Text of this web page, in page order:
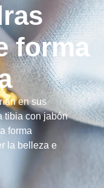
forma
en sus
tibia con jabón
forma
la belleza e